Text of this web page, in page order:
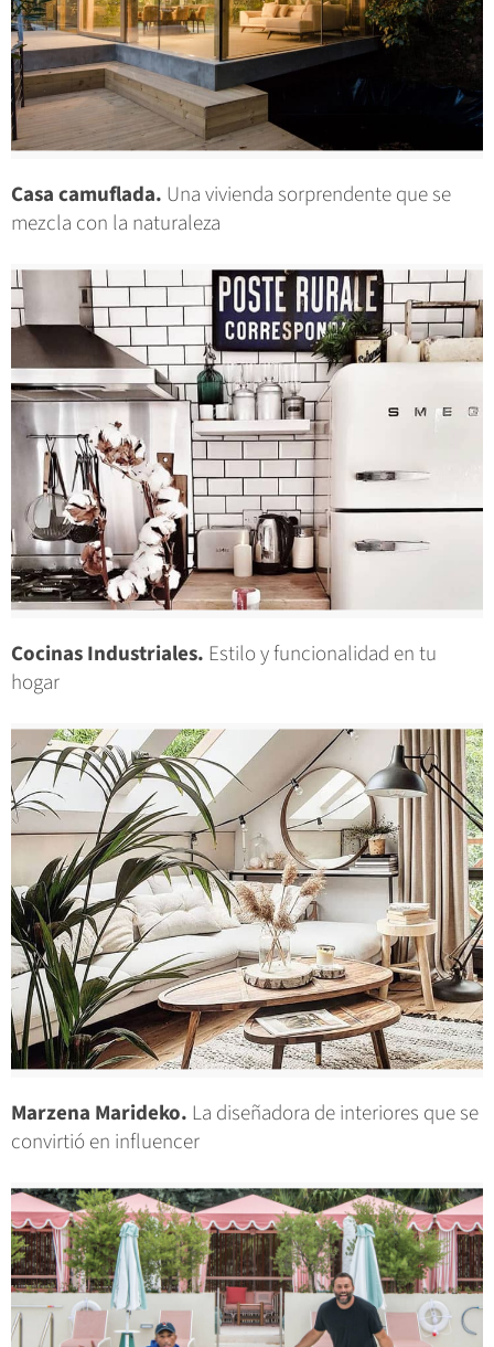
Casa camuflada. Una vivienda sorprendente que se
mezcla con la naturaleza
Cocinas Industriales. Estilo y funcionalidad en tu
hogar
Marzena Marideko. La diseñadora de interiores que se
convirtió en influencer